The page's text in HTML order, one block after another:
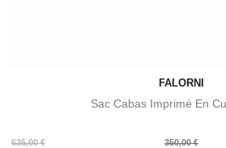
FALORNI
Sac Cabas Imprimé En
635,00 €
Prix
350,00 €
Prix